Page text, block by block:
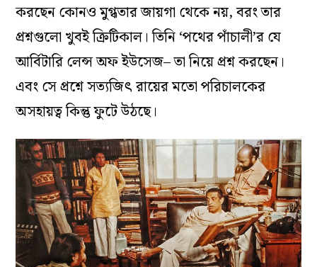
করছেন কোনও মুগ্ধতার জায়গা থেকে নয়, বরং তার
প্রশ্নগুলো খুবই ক্রিটিকাল। তিনি ‘পথের পাঁচালী’র যে
আর্বিটারি লেন্স অফ ইউসেজ– তা নিয়ে প্রশ্ন করছেন।
এবং সে প্রশ্নে সত্যজিৎ রায়ের মতো পরিচালকের
অসহায়ত্ব কিন্তু ফুটে উঠছে।